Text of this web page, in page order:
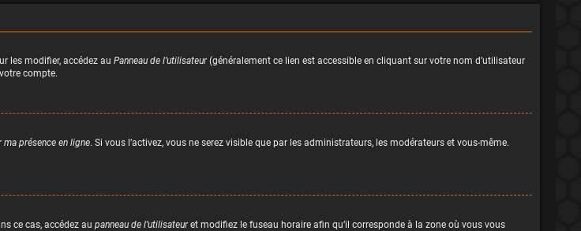
les modifier, accédez au Panneau de l’utilisateur(généralement ce lien est accessible en cliquant sur votre nom d’utilisateur
compte.
ma présence en ligne. Si vous l’activez, vous ne serez visible que par les administrateurs, les modérateurs et vous-même.
ce cas, accédez au panneau de l’utilisateuret modifiez le fuseau horaire afin qu’il corresponde à la zone où vous vous